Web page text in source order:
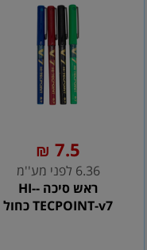
7.5
₪
6.36 לפני מע''מ
ראש סיכה -HI-
TECPOINT-v7 כחול